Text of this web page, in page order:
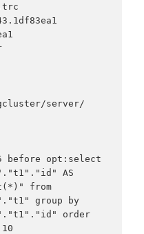
gcluster/server/
before opt:select
AS
from
group by
order